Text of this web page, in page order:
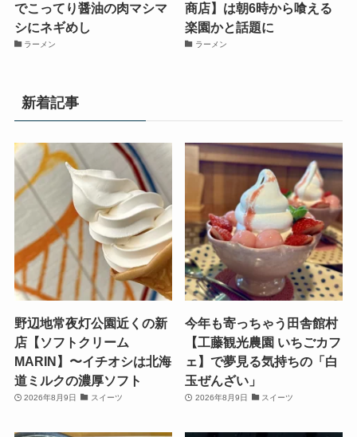
でこってり醤油の肉マシマ
シにネギめし
ラーメン
商店】は朝6時から喰える
楽園かと話題に
ラーメン
新着記事
野辺地常夜灯公園近くの新
店【ソフトクリーム
MARIN】〜イチオシは北海
道ミルクの濃厚ソフト
2026年8月9日 スイーツ
今年も寄っちゃう田舎館村
【工藤観光農園 いちごカフ
ェ】で夢見る気持ちの「白
玉ぜんざい」
2026年8月9日 スイーツ